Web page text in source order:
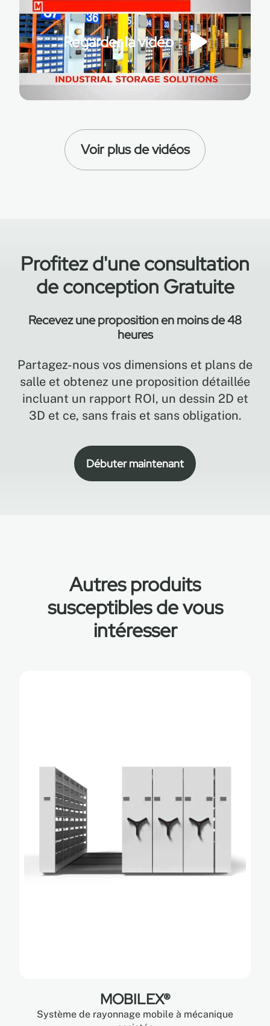
Regarder la vidéo
Voir plus de vidéos
Profitez d'une consultation
de conception Gratuite
Recevez une proposition en moins de 48
heures
Partagez-nous vos dimensions et plans de
salle et obtenez une proposition détaillée
incluant un rapport ROI, un dessin 2D et
3D et ce, sans frais et sans obligation.
Débuter maintenant
Autres produits
susceptibles de vous
intéresser
MOBILEX®
Système de rayonnage mobile à mécanique